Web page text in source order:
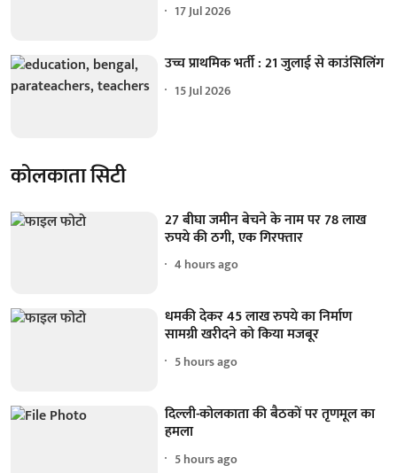
17 Jul 2026
उच्च प्राथमिक भर्ती : 21 जुलाई से काउंसिलिंग
15 Jul 2026
कोलकाता सिटी
27 बीघा जमीन बेचने के नाम पर 78 लाख
रुपये की ठगी, एक गिरफ्तार
4 hours ago
धमकी देकर 45 लाख रुपये का निर्माण
सामग्री खरीदने को किया मजबूर
5 hours ago
दिल्ली-कोलकाता की बैठकों पर तृणमूल का
हमला
5 hours ago